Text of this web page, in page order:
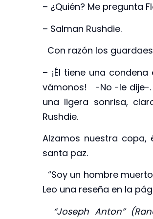
– ¿Quién? Me pregunta
– Salman Rushdie.
Con razón los
– ¡Él tiene una
vámonos! -No -le dije-.
una ligera sonrisa,
Rushdie.
Alzamos nuestra
santa paz.
“Soy un hombre
Leo una reseña en la
“Joseph Anton”